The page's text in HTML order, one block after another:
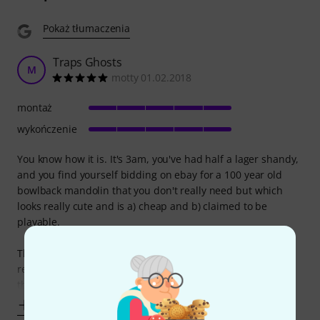
Pokaż tłumaczenia
M Traps Ghosts
motty 01.02.2018
You know how it is. It's 3am, you've had half a lager shandy,
and you find yourself bidding on ebay for a 100 year old
bowlback mandolin that you don't really need but which
looks really cute and is a) cheap and b) claimed to be
playable.
Then you win the auction, the instrument arrives, and you
realise immediately that you need some way to store the
montaż
wykończenie